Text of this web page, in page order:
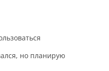
но планирую